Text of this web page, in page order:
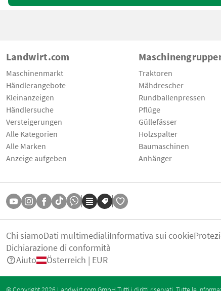
Landwirt.com
Maschinenmarkt
Händlerangebote
Kleinanzeigen
Händlersuche
Versteigerungen
Alle Kategorien
Alle Marken
Anzeige aufgeben
Traktoren
Mähdrescher
Rundballenpressen
Pflüge
Güllefässer
Holzspalter
Baumaschinen
Anhänger
Chi siamoDati multimedialiInformativa sui cookie
Dichiarazione di conformità
Aiuto
Österreich | EUR